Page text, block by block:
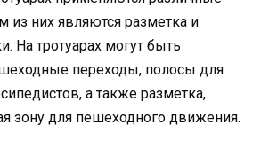
из них являются разметка и
На тротуарах могут быть
переходы, полосы для
а также разметка,
зону для пешеходного движения.